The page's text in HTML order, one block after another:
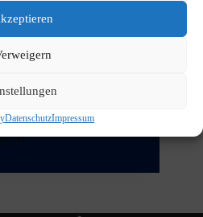
DatenschutzImpressum
Donnerstag, den 23.
Klassen 5 bis 7 und
am Mittwoch, den